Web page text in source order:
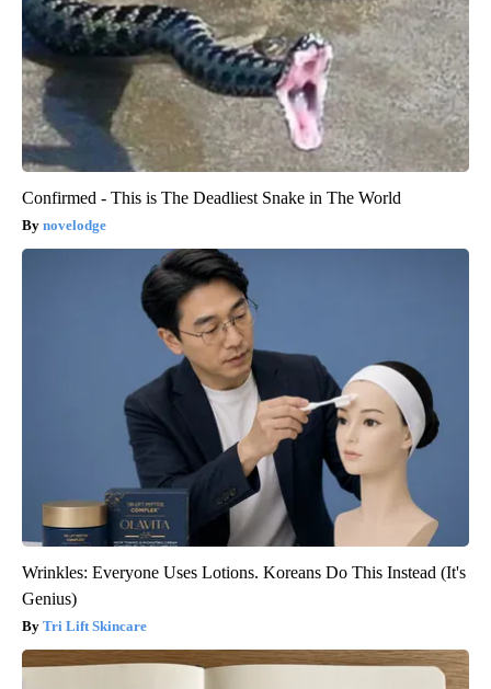
Confirmed - This is The Deadliest Snake in The World
novelodge
Wrinkles: Everyone Uses Lotions. Koreans Do This Instead (It's
Genius)
Tri Lift Skincare